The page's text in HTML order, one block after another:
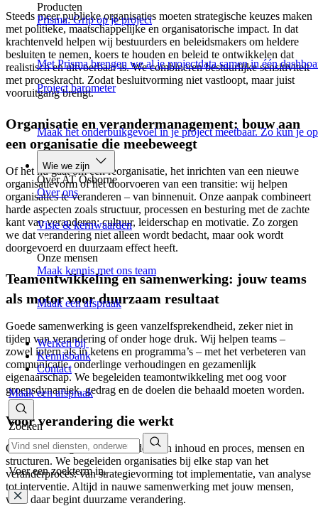
Producten
Prisma: Grip op je project
Met Prisma brengen we al je projectdata samen in één
Project barometer
Maak het onderbuikgevoel in je project meetbaar. Zo kun je
Wie we zijn
Over AT Osborne
Over ons
Visie & kernwaarden
Onze mensen
Maak kennis met ons team
Maak een afspraak
Werken bij
Kennisbank
Contact
Maak een afspraak
Zoeken
Voer een zoekterm in.
Steeds meer publieke organisaties moeten strategische keuzes maken
met politieke, maatschappelijke en organisatorische impact. In dat
krachtenveld helpen wij bestuurders en beleidsmakers om heldere
besluiten te nemen, koers te houden en beleid te ontwikkelen dat
realistisch en uitvoerbaar is. We combineren bestuurlijke sensitiviteit
met proceskracht. Zodat besluitvorming niet vastloopt, maar juist
vooruitgang brengt.
Organisatie en verandermanagement: bouw aan
een organisatie die meebeweegt
Of het nu gaat om een reorganisatie, het inrichten van een nieuwe
organisatievorm of het doorvoeren van een transitie: wij helpen
organisaties te veranderen – van binnenuit. Onze aanpak combineert
harde aspecten zoals structuur, processen en besturing met de zachte
kant van veranderen: cultuur, leiderschap en motivatie. Zo zorgen
we dat verandering niet alleen wordt bedacht, maar ook wordt
doorgevoerd en duurzaam effect heeft.
Teamontwikkeling en samenwerking: jouw teams
als motor voor duurzaam resultaat
Goede samenwerking is geen vanzelfsprekendheid, zeker niet in
tijden van verandering of onder hoge druk. Wij helpen teams –
zowel intern als in ketens en programma’s – met het verbeteren van
communicatie, onderlinge verhoudingen en gezamenlijk
eigenaarschap. We begeleiden teamontwikkeling met oog voor
groepsdynamiek, gedrag en de doelen die behaald moeten worden.
Voor verandering die werkt
Onze kracht ligt in het verbinden van inhoud en proces, mensen en
structuren. We begeleiden organisaties bij elke stap van het
veranderproces: van strategievorming tot implementatie, van analyse
tot interventie. Altijd in nauwe samenwerking met jouw mensen,
want daar begint duurzame verandering.